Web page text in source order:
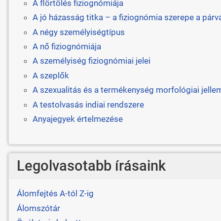
A flörtölés fiziognómiája
A jó házasság titka – a fiziognómia szerepe a
A négy személyiségtípus
A nő fiziognómiája
A személyiség fiziognómiai jelei
A szeplők
A szexualitás és a termékenység morfológiai
A testolvasás indiai rendszere
Anyajegyek értelmezése
Legolvasotabb írásaink
Álomfejtés A-tól Z-ig
Álomszótár